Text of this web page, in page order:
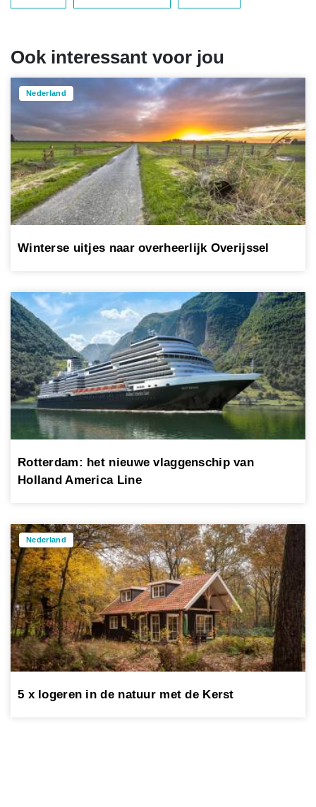
Ook interessant voor jou
Nederland
Winterse uitjes naar overheerlijk Overijssel
Rotterdam: het nieuwe vlaggenschip van
Holland America Line
Nederland
5 x logeren in de natuur met de Kerst